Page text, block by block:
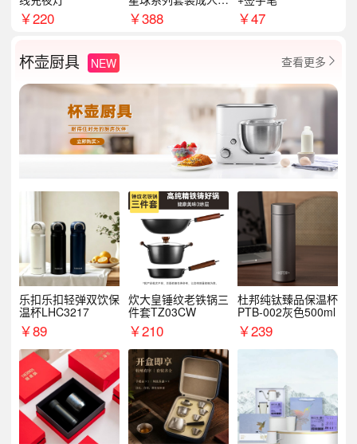
￥220
学季生日礼物商务礼
品
￥388 ￥47
杯壶厨具 NEW 查看更多 
乐扣乐扣轻弹双饮保
温杯LHC3217
￥89
炊大皇锤纹老铁锅三
件套TZ03CW
￥210
杜邦纯钛臻品保温杯
PTB-002灰色500ml
￥239